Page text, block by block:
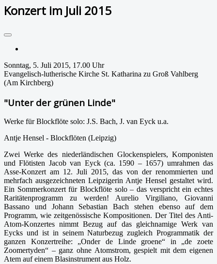
Konzert im Juli 2015
Sonntag, 5. Juli 2015, 17.00 Uhr
Evangelisch-lutherische Kirche St. Katharina zu Groß Vahlberg
(Am Kirchberg)
"Unter der grünen Linde"
Werke für Blockflöte solo: J.S. Bach, J. van Eyck u.a.
Antje Hensel - Blockflöten (Leipzig)
Zwei Werke des niederländischen Glockenspielers, Komponisten
und Flötisten Jacob van Eyck (ca. 1590 – 1657) umrahmen das
Asse-Konzert am 12. Juli 2015, das von der renommierten und
mehrfach ausgezeichneten Leipzigerin Antje Hensel gestaltet wird.
Ein Sommerkonzert für Blockflöte solo – das verspricht ein echtes
Raritätenprogramm zu werden! Aurelio Virgiliano, Giovanni
Bassano und Johann Sebastian Bach stehen ebenso auf dem
Programm, wie zeitgenössische Kompositionen. Der Titel des Anti-
Atom-Konzertes nimmt Bezug auf das gleichnamige Werk van
Eycks und ist in seinem Naturbezug zugleich Programmatik der
ganzen Konzertreihe: „Onder de Linde groene“ in „de zoete
Zoomertyden“ – ganz ohne Atomstrom, gespielt mit dem eigenen
Atem auf einem Blasinstrument aus Holz.